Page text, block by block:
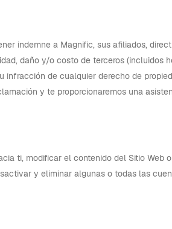
indemne a Magnific, sus afiliados,
daño y/o costo de terceros (incluidos
de cualquier derecho de
y te proporcionaremos una
ti, modificar el contenido del Sitio Web
y eliminar algunas o todas las